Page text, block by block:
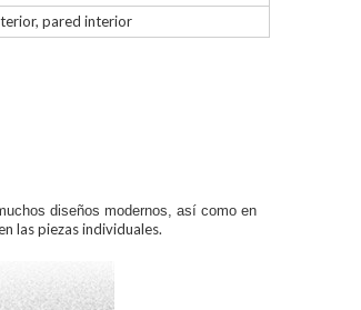
pared interior
diseños modernos, así como en
las piezas individuales.